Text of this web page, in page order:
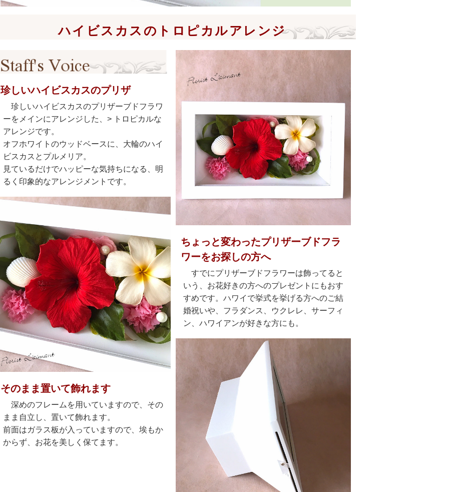
ハイビスカスのトロピカルアレンジ
珍しいハイビスカスのプリザ
珍しいハイビスカスのプリザーブドフラワ
ーをメインにアレンジした、> トロピカルな
アレンジです。
オフホワイトのウッドベースに、大輪のハイ
ビスカスとプルメリア。
見ているだけでハッピーな気持ちになる、明
るく印象的なアレンジメントです。
そのまま置いて飾れます
深めのフレームを用いていますので、その
まま自立し、置いて飾れます。
前面はガラス板が入っていますので、埃もか
からず、お花を美しく保てます。
ちょっと変わったプリザーブドフラ
ワーをお探しの方へ
すでにプリザーブドフラワーは飾ってると
いう、お花好きの方へのプレゼントにもおす
すめです。ハワイで挙式を挙げる方へのご結
婚祝いや、フラダンス、ウクレレ、サーフィ
ン、ハワイアンが好きな方にも。